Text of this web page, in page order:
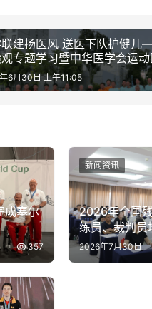
建扬医风 送医下队护健
专题学习暨中华医学会运
义诊活动
6月30日 上午11:05
成塞尔
357
2026年全国
练员、裁判员
开班
2026年7月30日
新闻资讯